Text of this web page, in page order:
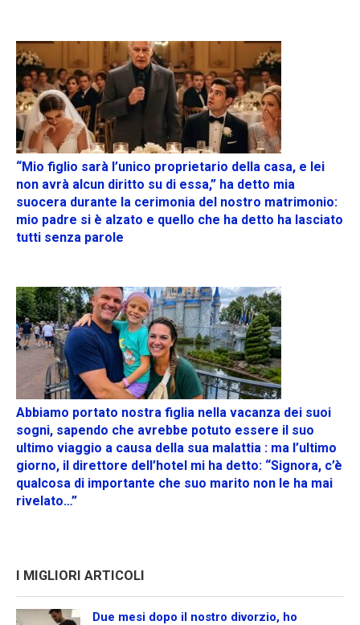
“Mio figlio sarà l’unico proprietario della casa, e lei
non avrà alcun diritto su di essa,” ha detto mia
suocera durante la cerimonia del nostro matrimonio:
mio padre si è alzato e quello che ha detto ha lasciato
tutti senza parole
Abbiamo portato nostra figlia nella vacanza dei suoi
sogni, sapendo che avrebbe potuto essere il suo
ultimo viaggio a causa della sua malattia : ma l’ultimo
giorno, il direttore dell’hotel mi ha detto: “Signora, c’è
qualcosa di importante che suo marito non le ha mai
rivelato…”
I MIGLIORI ARTICOLI
Due mesi dopo il nostro divorzio, ho